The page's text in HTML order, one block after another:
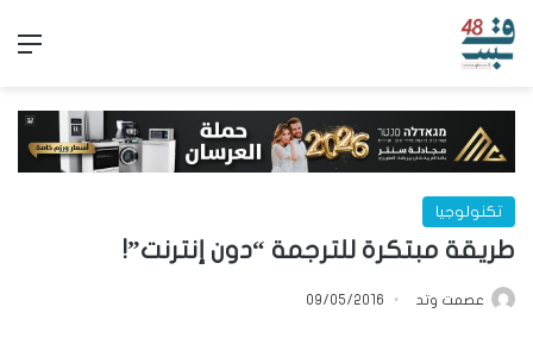
تكنولوجيا
طريقة مبتكرة للترجمة “دون إنترنت”!
عصمت وتد 09/05/2016